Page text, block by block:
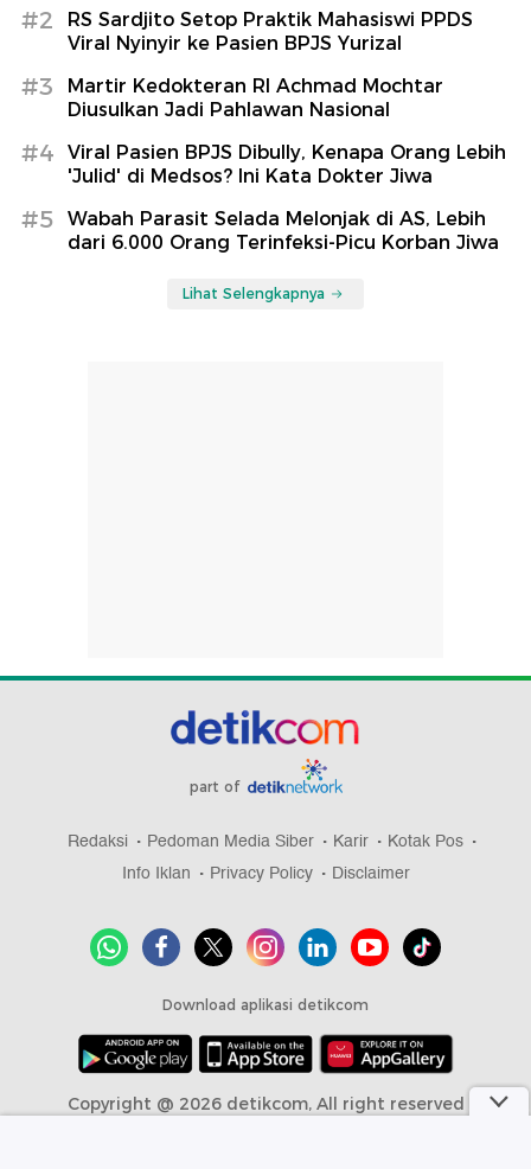
#2
RS Sardjito Setop Praktik Mahasiswi PPDS
Viral Nyinyir ke Pasien BPJS Yurizal
#3
Martir Kedokteran RI Achmad Mochtar
Diusulkan Jadi Pahlawan Nasional
#4
Viral Pasien BPJS Dibully, Kenapa Orang Lebih
'Julid' di Medsos? Ini Kata Dokter Jiwa
#5
Wabah Parasit Selada Melonjak di AS, Lebih
dari 6.000 Orang Terinfeksi-Picu Korban Jiwa
Lihat Selengkapnya
part of
Redaksi Pedoman Media Siber Karir
Kotak Pos
Info Iklan
Privacy Policy Disclaimer
Download aplikasi detikcom
Copyright @ 2026 detikcom, All right reserved